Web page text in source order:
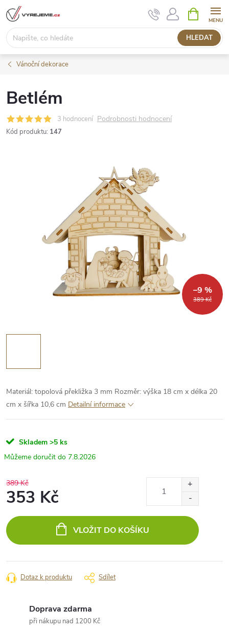
Přejít
na
obsah
HLEDAT
NÁKUPNÍ
KOŠÍK
Vánoční dekorace
Betlém
3 hodnocení Podrobnosti hodnocení
Kód produktu: 147
389 Kč
–9 %
Materiál: topolová překližka 3 mm Rozměr: výška 18 cm x délka 20
cm x šířka 10,6 cm Detailní informace
Skladem >5 ks
7.8.2026
389 Kč
353 Kč
cena:
VLOŽIT DO KOŠÍKU
Dotaz k produktu Sdílet
Doprava zdarma
při nákupu nad 1200 Kč